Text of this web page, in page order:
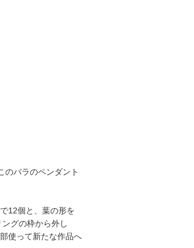
のバラのペンダント
12個と、葉の形を
グの枠から外し
使って新たな作品へ